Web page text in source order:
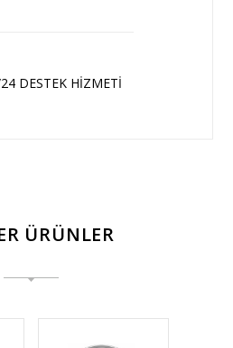
DESTEK HİZMETİ
ÜRÜNLER